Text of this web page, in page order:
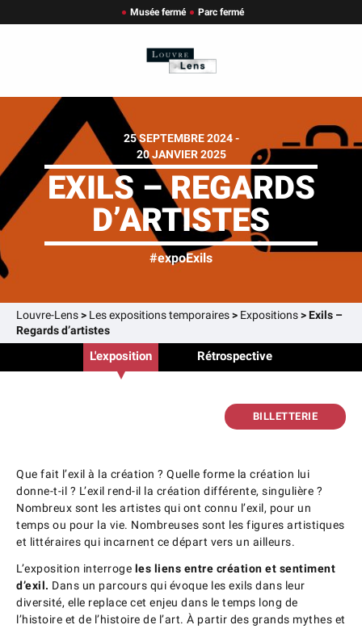
Musée fermé Parc fermé
25 SEPTEMBRE 2024 -
20 JANVIER 2025
EXILS – REGARDS
D’ARTISTES
#expoExils
Louvre-Lens> Les expositions temporaires> Expositions>Exils –
Regards d’artistes
L'exposition Rétrospective
BILLETTERIE
Que fait l’exil à la création ? Quelle forme la création lui
donne-t-il ? L’exil rend-il la création différente, singulière ?
Nombreux sont les artistes qui ont connu l’exil, pour un
temps ou pour la vie. Nombreuses sont les figures artistiques
et littéraires qui incarnent ce départ vers un ailleurs.
L’exposition interroge les liens entre création et sentiment
d’exil. Dans un parcours qui évoque les exils dans leur
diversité, elle replace cet enjeu dans le temps long de
l’histoire et de l’histoire de l’art. À partir des grands mythes et